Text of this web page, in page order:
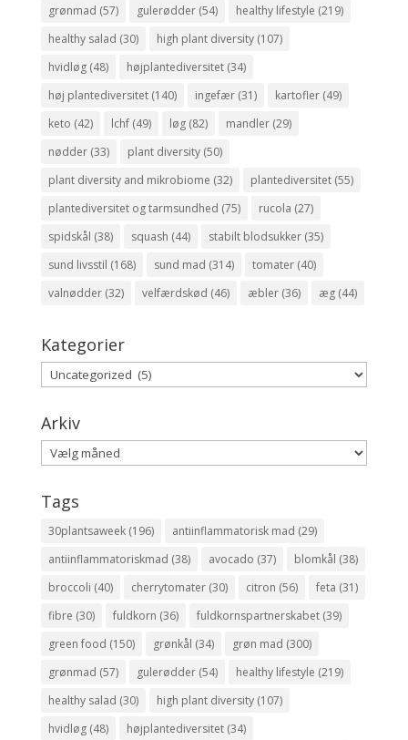
grønmad (57) gulerødder(54) healthy lifestyle (219)
healthy salad (30) high plant diversity(107)
hvidløg(48) højplantediversitet(34)
høj plantediversitet(140) ingefær(31) kartofler(49)
keto (42) lchf(49) løg(82) mandler(29)
nødder(33) plant diversity(50)
plant diversity and mikrobiome (32) plantediversitet(55)
plantediversitet og tarmsundhed (75) rucola (27)
spidskål (38) squash (44) stabilt blodsukker(35)
sund livsstil (168) sund mad (314) tomater(40)
valnødder(32) velfærdskød (46) æbler(36) æg(44)
Kategorier
Kategorier
Arkiv
Arkiv
Tags
30plantsaweek(196) antiinflammatorisk mad (29)
antiinflammatoriskmad (38) avocado (37) blomkål (38)
broccoli (40) cherrytomater(30) citron (56) feta (31)
fibre (30) fuldkorn (36) fuldkornspartnerskabet(39)
green food (150) grønkål (34) grøn mad (300)
grønmad (57) gulerødder(54) healthy lifestyle (219)
healthy salad (30) high plant diversity(107)
hvidløg(48) højplantediversitet(34)